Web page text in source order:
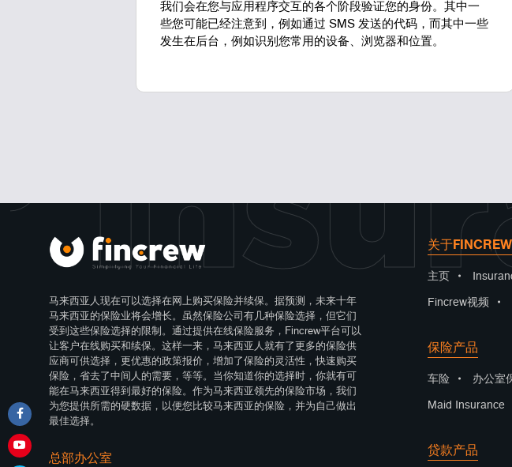
我们会在您与应用程序交互的各个阶段验证您的身份。其中一
些您可能已经注意到，例如通过 SMS 发送的代码，而其中一些
发生在后台，例如识别您常用的设备、浏览器和位置。
马来西亚人现在可以选择在网上购买保险并续保。据预测，未来十年
马来西亚的保险业将会增长。虽然保险公司有几种保险选择，但它们
受到这些保险选择的限制。通过提供在线保险服务，Fincrew平台可以
让客户在线购买和续保。这样一来，马来西亚人就有了更多的保险供
应商可供选择，更优惠的政策报价，增加了保险的灵活性，快速购买
保险，省去了中间人的需要，等等。当你知道你的选择时，你就有可
能在马来西亚得到最好的保险。作为马来西亚领先的保险市场，我们
为您提供所需的硬数据，以便您比较马来西亚的保险，并为自己做出
最佳选择。
总部办公室
关于FINCREW
主页 •
Fincrew视频 •
保险产品
车险 • 办公室
Maid Insurance
贷款产品